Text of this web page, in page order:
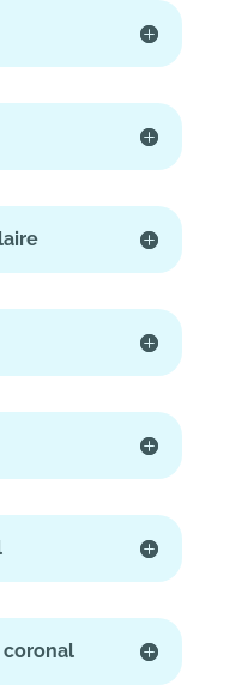
coronal